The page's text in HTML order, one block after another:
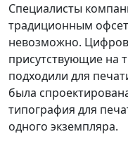
Специалисты
традиционным
невозможно.
присутствующие на
подходили для
была
типография для
одного экземпляра.